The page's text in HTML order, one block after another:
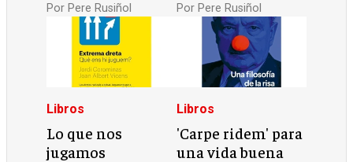
Por Pere Rusiñol Por Pere Rusiñol
Libros
Lo que nos
jugamos
Libros
'Carpe ridem' para
una vida buena